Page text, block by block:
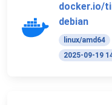
docker.io/
debian
linux/amd64
2025-09-19